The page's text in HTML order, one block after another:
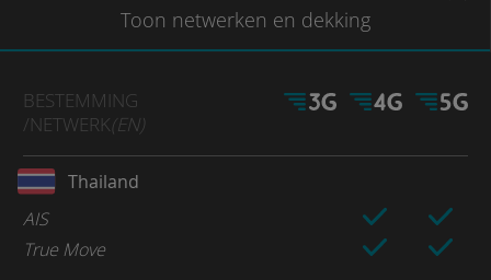
Toon netwerken en dekking
BESTEMMING
/NETWERK(EN)
Thailand
AIS
True Move